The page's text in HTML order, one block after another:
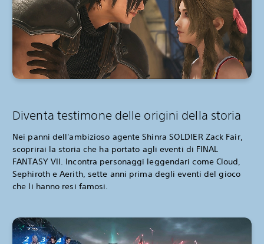
Diventa testimone delle origini della storia
Nei panni dell'ambizioso agente Shinra SOLDIER Zack Fair,
scoprirai la storia che ha portato agli eventi di FINAL
FANTASY VII. Incontra personaggi leggendari come Cloud,
Sephiroth e Aerith, sette anni prima degli eventi del gioco
che li hanno resi famosi.